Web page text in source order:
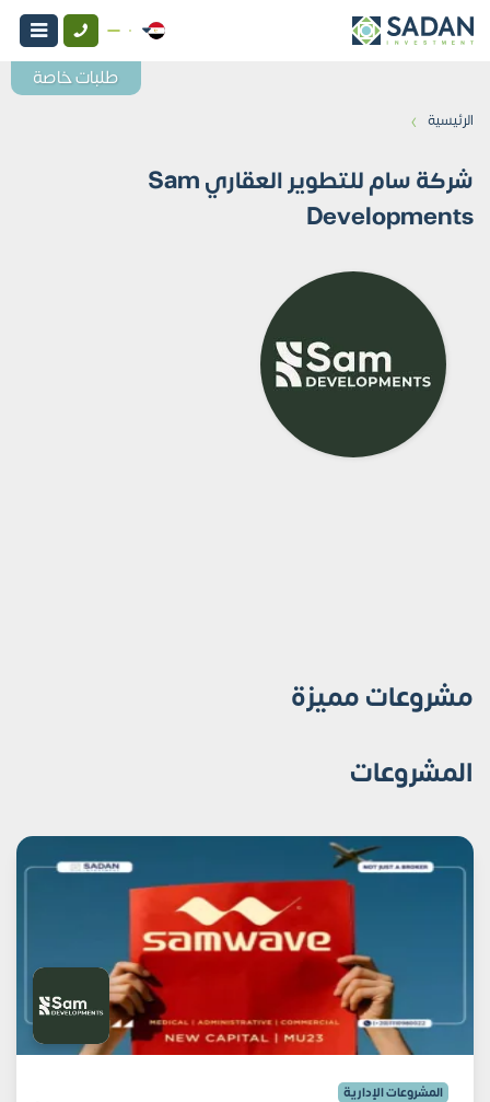
الرئيسية ›
شركة سام للتطوير العقاري Sam
Developments
مشروعات مميزة
المشروعات
المشروعات الإدارية
طلبات خاصة